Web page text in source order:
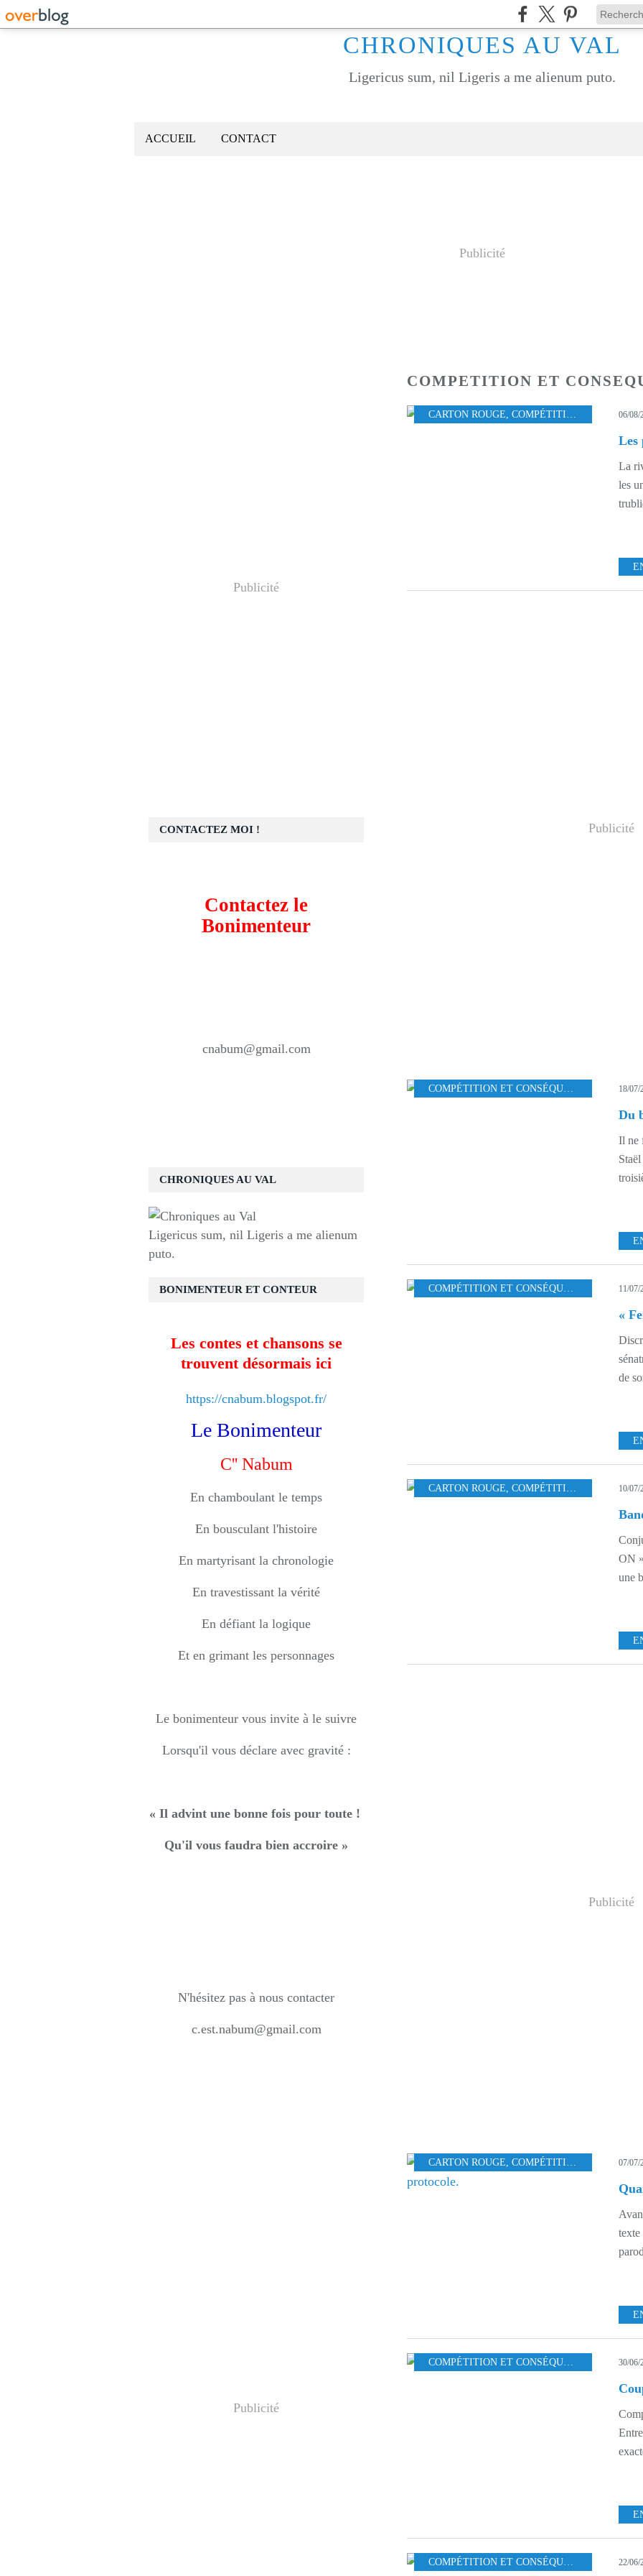
CHRONIQUES AU VAL
Ligericus sum, nil Ligeris a me alienum puto.
ACCUEIL CONTACT
Publicité
COMPETITION ET
CARTON ROUGE, COMPÉTITION ET CONSÉQUENCES 06/08/
Les
La
les
Publicité
COMPÉTITION ET CONSÉQUENCES 18/07/
Du
Il ne
COMPÉTITION ET CONSÉQUENCES LA FIN
11/07/
«
de
CARTON ROUGE, COMPÉTITION ET CONSÉQUENCES 10/07/
ON
une
Publicité
CARTON ROUGE, COMPÉTITION ET CONSÉQUENCES 07/07/
texte
COMPÉTITION ET CONSÉQUENCES LA FIN
30/06/
COMPÉTITION ET CONSÉQUENCES 22/06/
Publicité
CHRONIQUES AU VAL
Ligericus sum, nil Ligeris a me alienum
puto.
Publicité
BONIMENTEUR ET CONTEUR
Les contes et chansons se
trouvent désormais ici
https://cnabum.blogspot.fr/
Le Bonimenteur
C'' Nabum
En chamboulant le temps
En bousculant l'histoire
En martyrisant la chronologie
En travestissant la vérité
En défiant la logique
Et en grimant les personnages
Le bonimenteur vous invite à le suivre
Lorsqu'il vous déclare avec gravité :
« Il advint une bonne fois pour toute !
Qu'il vous faudra bien accroire »
N'hésitez pas à nous contacter
c.est.nabum@gmail.com
CONTACTEZ MOI !
Contactez le
Bonimenteur
cnabum@gmail.com